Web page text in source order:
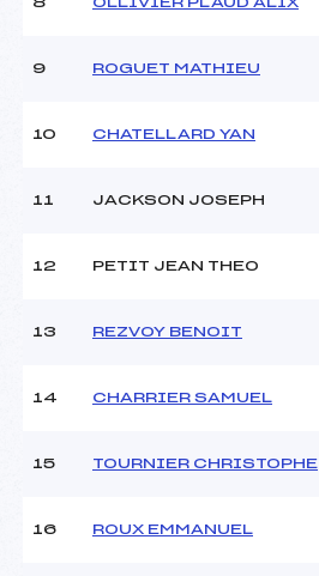
8 OLLIVIER PLAUD ALIX
9 ROGUET MATHIEU
10 CHATELLARD YAN
11 JACKSON JOSEPH
12 PETIT JEAN THEO
13 REZVOY BENOIT
14 CHARRIER SAMUEL
15 TOURNIER CHRISTOPHE
16 ROUX EMMANUEL